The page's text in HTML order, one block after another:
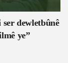
dewletbûnê
ye”